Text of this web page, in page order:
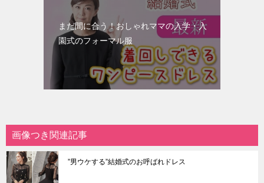
まだ間に合う！おしゃれママの入学・入
園式のフォーマル服
画像つき関連記事
”男ウケする”結婚式のお呼ばれドレス